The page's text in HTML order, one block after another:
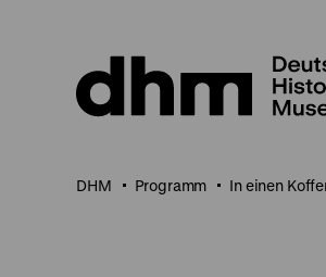
Seiteninhalt
springen
DHM Programm In einen